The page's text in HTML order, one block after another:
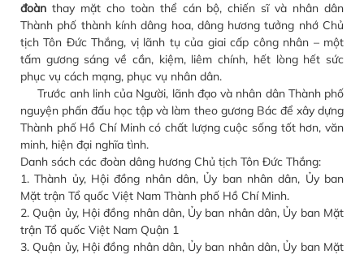
đoàn thay mặt cho toàn thể cán bộ, chiến sĩ và nhân dân
Thành phố thành kính dâng hoa, dâng hương tưởng nhớ Chủ
tịch Tôn Đức Thắng, vị lãnh tụ của giai cấp công nhân – một
tấm gương sáng về cần, kiệm, liêm chính, hết lòng hết sức
phục vụ cách mạng, phục vụ nhân dân.
Trước anh linh của Người, lãnh đạo và nhân dân Thành phố
nguyện phấn đấu học tập và làm theo gương Bác để xây dựng
Thành phố Hồ Chí Minh có chất lượng cuộc sống tốt hơn, văn
minh, hiện đại nghĩa tình.
Danh sách các đoàn dâng hương Chủ tịch Tôn Đức Thắng:
1. Thành ủy, Hội đồng nhân dân, Ủy ban nhân dân, Ủy ban
Mặt trận Tổ quốc Việt Nam Thành phố Hồ Chí Minh.
2. Quận ủy, Hội đồng nhân dân, Ủy ban nhân dân, Ủy ban Mặt
trận Tổ quốc Việt Nam Quận 1
3. Quận ủy, Hội đồng nhân dân, Ủy ban nhân dân, Ủy ban Mặt